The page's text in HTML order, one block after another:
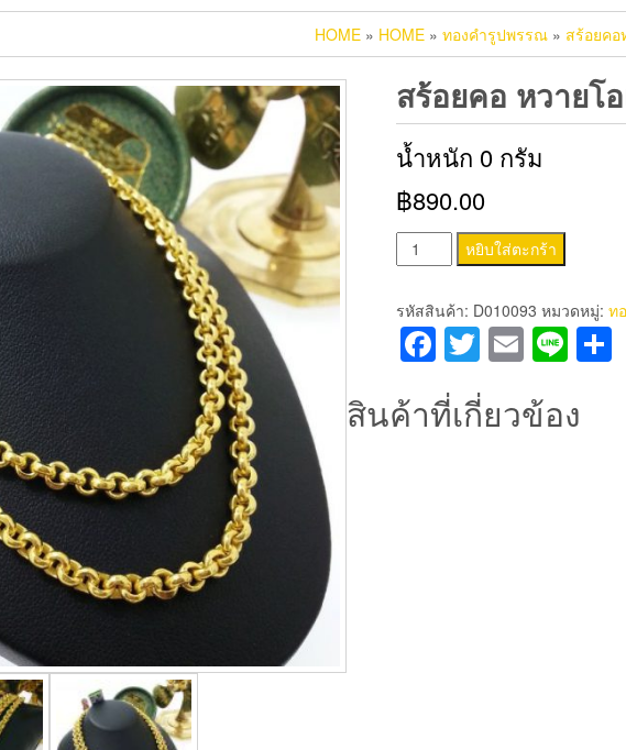
HOME » HOME » ทองคำรูปพรรณ » สร้อยคอ
สร้อยคอ หวายโ
น้ำหนัก 0 กรัม
฿890.00
จำนวน
สร้อย
คอ
หวาย
โอเวอร์
หยิบใส่ตะกร้า
รหัสสินค้า: D010093 หมวดหมู่: ท
Facebook
Twitter
Email
Line
สินค้าที่เกี่ยวข้อง